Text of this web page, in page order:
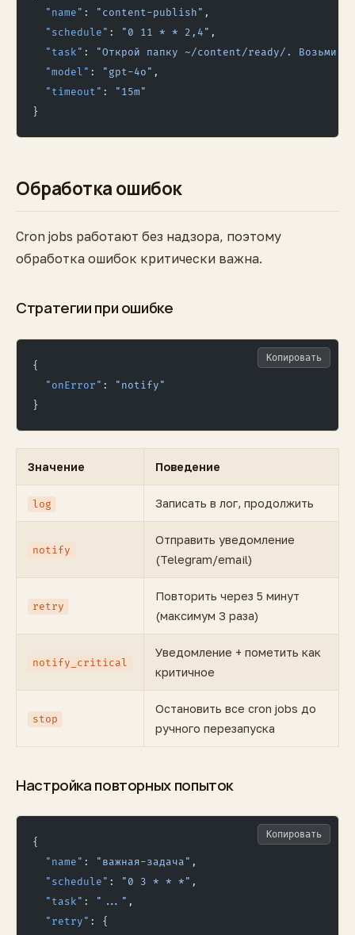
  "name"
: "content-publish" ,
  "schedule"
: "0 11 * * 2,4" ,
  "task"
:
"Открой папку ~/content/ready/. Возьми
  "model"
: "gpt-4o" ,
  "timeout"
:
"15m"
}
Обработка ошибок
Cron jobs работают без надзора, поэтому
обработка ошибок критически важна.
Стратегии при ошибке
{
  "onError"
:
"notify"
}
Копировать
Значение Поведение
log Записать в лог, продолжить
notify
Отправить уведомление
(Telegram/email)
retry
Повторить через 5 минут
(максимум 3 раза)
notify_critical
Уведомление + пометить как
критичное
stop
Остановить все cron jobs до
ручного перезапуска
Настройка повторных попыток
{
  "name"
: "важная-задача" ,
  "schedule"
: "0 3 * * *" ,
  "task"
: "..." ,
  "retry"
: {
Копировать